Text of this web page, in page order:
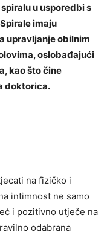
u usporedbi s
imaju
upravljanje obilnim
oslobađajući
kao što čine
doktorica.
na fizičko i
intimnost ne samo
i pozitivno utječe na
odabrana